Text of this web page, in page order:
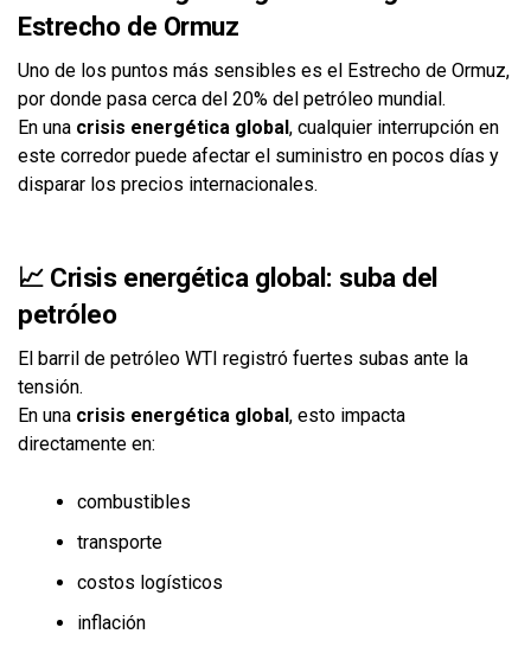
Estrecho de Ormuz
Uno de los puntos más sensibles es el Estrecho de Ormuz,
por donde pasa cerca del 20% del petróleo mundial.
En una crisis energética global, cualquier interrupción en
este corredor puede afectar el suministro en pocos días y
disparar los precios internacionales.
📈 Crisis energética global: suba del
petróleo
El barril de petróleo WTI registró fuertes subas ante la
tensión.
En una crisis energética global, esto impacta
directamente en:
combustibles
transporte
costos logísticos
inflación